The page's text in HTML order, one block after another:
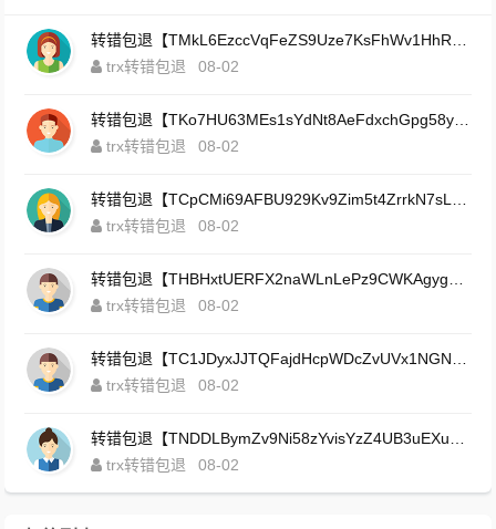
转错包退【TMkL6EzccVqFeZS9Uze7KsFhWv1HhRnnk2】客服TeleGram:【@TrxEm】
trx转错包退
08-02
转错包退【TKo7HU63MEs1sYdNt8AeFdxchGpg58y7pJ】客服TeleGram:【@TrxEm】
trx转错包退
08-02
转错包退【TCpCMi69AFBU929Kv9Zim5t4ZrrkN7sLmt】客服TeleGram:【@TrxEm】
trx转错包退
08-02
转错包退【THBHxtUERFX2naWLnLePz9CWKAgygggggv】客服TeleGram:【@TrxEm】
trx转错包退
08-02
转错包退【TC1JDyxJJTQFajdHcpWDcZvUVx1NGNcSZo】客服TeleGram:【@TrxEm】
trx转错包退
08-02
转错包退【TNDDLBymZv9Ni58zYvisYzZ4UB3uEXuzXQ】客服TeleGram:【@TrxEm】
trx转错包退
08-02